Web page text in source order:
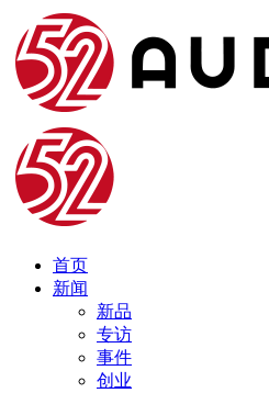
首页
新闻
新品
专访
事件
创业